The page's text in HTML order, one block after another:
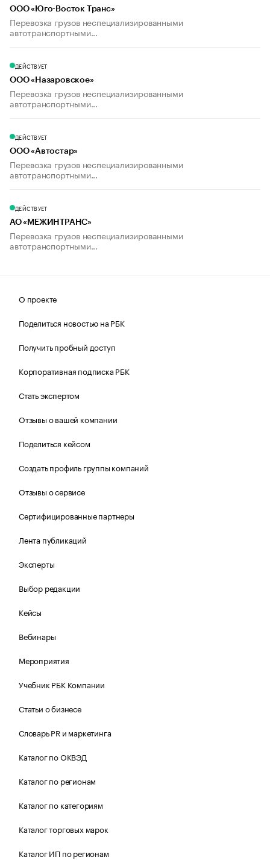
ООО «Юго-Восток Транс»
Перевозка грузов неспециализированными
автотранспортными...
ДЕЙСТВУЕТ
ООО «Назаровское»
Перевозка грузов неспециализированными
автотранспортными...
ДЕЙСТВУЕТ
ООО «Автостар»
Перевозка грузов неспециализированными
автотранспортными...
ДЕЙСТВУЕТ
АО «МЕЖИНТРАНС»
Перевозка грузов неспециализированными
автотранспортными...
О проекте
Поделиться новостью на РБК
Получить пробный доступ
Корпоративная подписка РБК
Стать экспертом
Отзывы о вашей компании
Поделиться кейсом
Создать профиль группы компаний
Отзывы о сервисе
Сертифицированные партнеры
Лента публикаций
Эксперты
Выбор редакции
Кейсы
Вебинары
Мероприятия
Учебник РБК Компании
Статьи о бизнесе
Словарь PR и маркетинга
Каталог по ОКВЭД
Каталог по регионам
Каталог по категориям
Каталог торговых марок
Каталог ИП по регионам